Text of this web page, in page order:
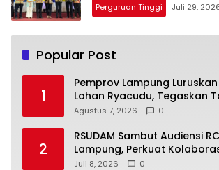
Perguruan Tinggi Juli 29,
Popular Post
1
Pemprov Lampung
Lahan Ryacudu, Tegaskan
Dipersoalkan Bukan Aset
Agustus 7, 2026 0
2
RSUDAM Sambut Audiensi
Lampung, Perkuat
Pengembangan Layanan dan
Juli 8, 2026 0